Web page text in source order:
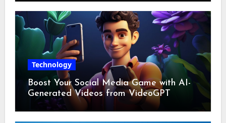
Technology
Boost Your Social Media Game with AI-
Generated Videos from VideoGPT